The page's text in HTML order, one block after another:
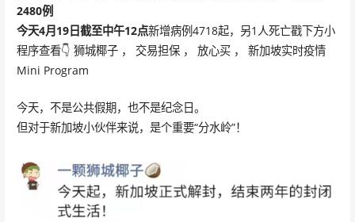
2480例
今天4月19日截至中午12点新增病例4718起，另1人死亡戳下方小
程序查看👇 狮城椰子 ， 交易担保 ， 放心买 ， 新加坡实时疫情
Mini Program
今天，不是公共假期，也不是纪念日。
但对于新加坡小伙伴来说，是个重要“分水岭”！